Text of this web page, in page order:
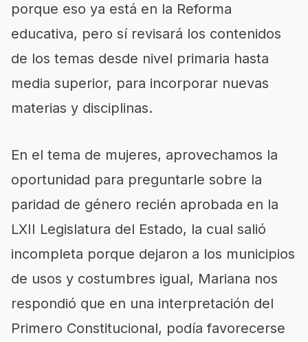
porque eso ya está en la Reforma
educativa, pero sí revisará los contenidos
de los temas desde nivel primaria hasta
media superior, para incorporar nuevas
materias y disciplinas.
En el tema de mujeres, aprovechamos la
oportunidad para preguntarle sobre la
paridad de género recién aprobada en la
LXII Legislatura del Estado, la cual salió
incompleta porque dejaron a los municipios
de usos y costumbres igual, Mariana nos
respondió que en una interpretación del
Primero Constitucional, podía favorecerse